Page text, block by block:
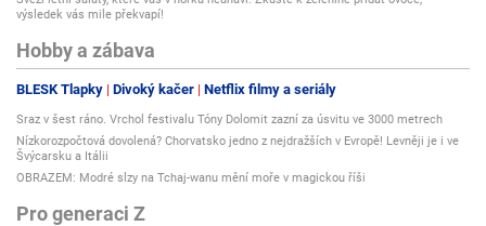
výsledek vás mile překvapí!
Hobby a zábava
BLESK Tlapky Divoký kačer Netflix filmy a seriály
Sraz v šest ráno. Vrchol festivalu Tóny Dolomit zazní za úsvitu ve 3000 metrech
Nízkorozpočtová dovolená? Chorvatsko jedno z nejdražších v Evropě! Levněji je i ve
Švýcarsku a Itálii
OBRAZEM: Modré slzy na Tchaj-wanu mění moře v magickou říši
Pro generaci Z